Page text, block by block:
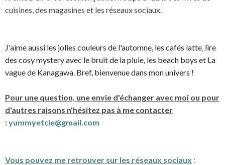
cuisines, des magasines et les réseaux sociaux.
J'aime aussi les jolies couleurs de l'automne, les cafés latte, lire
des cosy mystery avec le bruit de la pluie, les beach boys et La
vague de Kanagawa. Bref, bienvenue dans mon univers !
Pour une question, une envie d'échanger avec moi ou pour
d'autres raisons n'hésitez pas à me contacter
:yummyetcie@gmail.com
Vous pouvez me retrouver sur les réseaux sociaux :